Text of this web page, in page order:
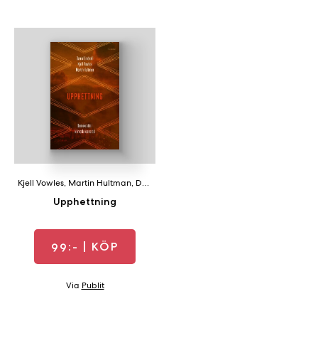
Upphettning
Kjell Vowles, Martin Hultman, Daniel Lindvall
99:- | KÖP
Via Publit